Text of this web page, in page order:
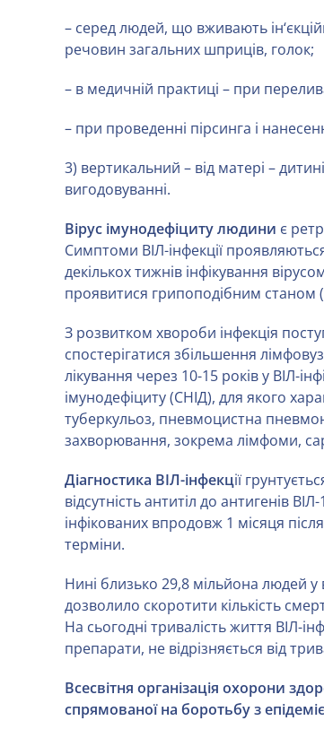
– серед людей, що вживають ін‘є
речовин загальних шприців, голок;
– в медичній практиці – при
– при проведенні пірсинга і
3) вертикальний – від матері –
вигодовуванні.
Вірус імунодефіциту людини є
Симптоми ВІЛ-інфекції
декількох тижнів інфікування
проявитися грипоподібним станом
З розвитком хвороби інфекція
спостерігатися збільшення
лікування через 10-15 років у ВІЛ-
імунодефіциту (СНІД), для якого
туберкульоз, пневмоцистна
захворювання, зокрема лімфоми,
Діагностика ВІЛ-інфекції
відсутність антитіл до антигенів
інфікованих впродовж 1 місяця
терміни.
Нині близько 29,8 мільйона людей у
дозволило скоротити кількість
На сьогодні тривалість життя ВІЛ-
препарати, не відрізняється від
Всесвітня організація охорони
спрямованої на боротьбу з